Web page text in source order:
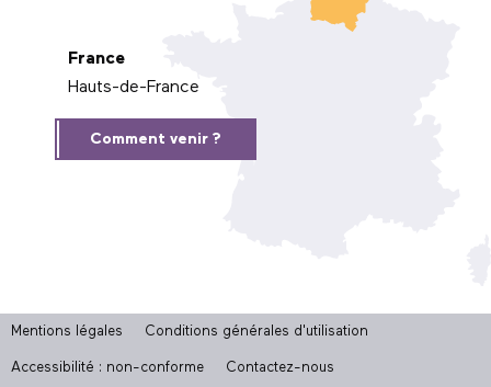
France
Hauts-de-France
Comment venir ?
Mentions légales Conditions générales d'utilisation
Accessibilité : non-conforme Contactez-nous